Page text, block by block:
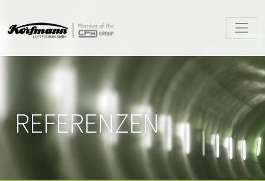
REFERENZEN